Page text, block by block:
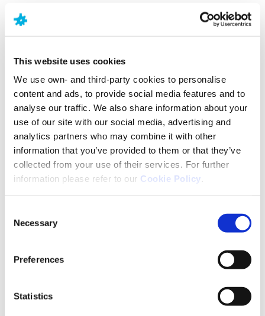
This website uses cookies
We use own- and third-party cookies to personalise
content and ads, to provide social media features and to
analyse our traffic. We also share information about your
use of our site with our social media, advertising and
analytics partners who may combine it with other
information that you’ve provided to them or that they’ve
collected from your use of their services. For further
information please refer to our Cookie Policy.
Selection
Necessary
Preferences
Statistics